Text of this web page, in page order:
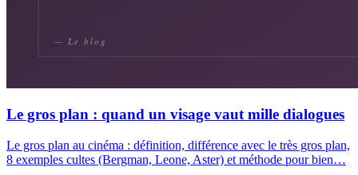
Le gros plan : quand un visage vaut mille dialogues
Le gros plan au cinéma : définition, différence avec le très gros plan,
8 exemples cultes (Bergman, Leone, Aster) et méthode pour bien…